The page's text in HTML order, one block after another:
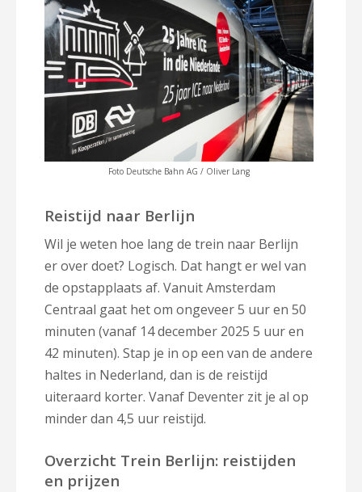
Foto Deutsche Bahn AG / Oliver Lang
Reistijd naar Berlijn
Wil je weten hoe lang de trein naar Berlijn
er over doet? Logisch. Dat hangt er wel van
de opstapplaats af. Vanuit Amsterdam
Centraal gaat het om ongeveer 5 uur en 50
minuten (vanaf 14 december 2025 5 uur en
42 minuten). Stap je in op een van de andere
haltes in Nederland, dan is de reistijd
uiteraard korter. Vanaf Deventer zit je al op
minder dan 4,5 uur reistijd.
Overzicht Trein Berlijn: reistijden
en prijzen